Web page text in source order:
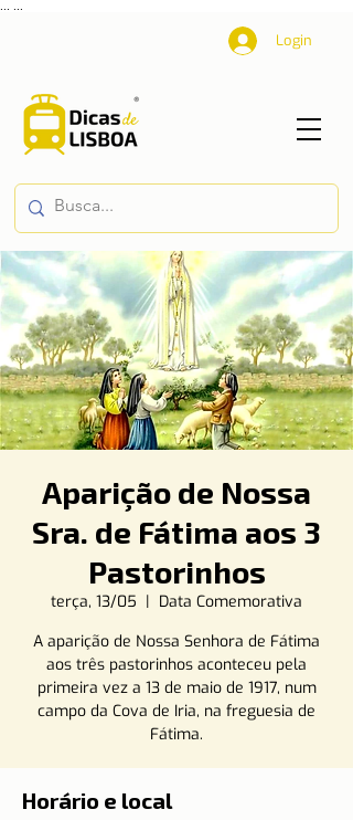
Login
Aparição de Nossa
Sra. de Fátima aos 3
Pastorinhos
terça, 13/05
  |
Data Comemorativa
A aparição de Nossa Senhora de Fátima
aos três pastorinhos aconteceu pela
primeira vez a 13 de maio de 1917, num
campo da Cova de Iria, na freguesia de
Fátima.
Horário e local